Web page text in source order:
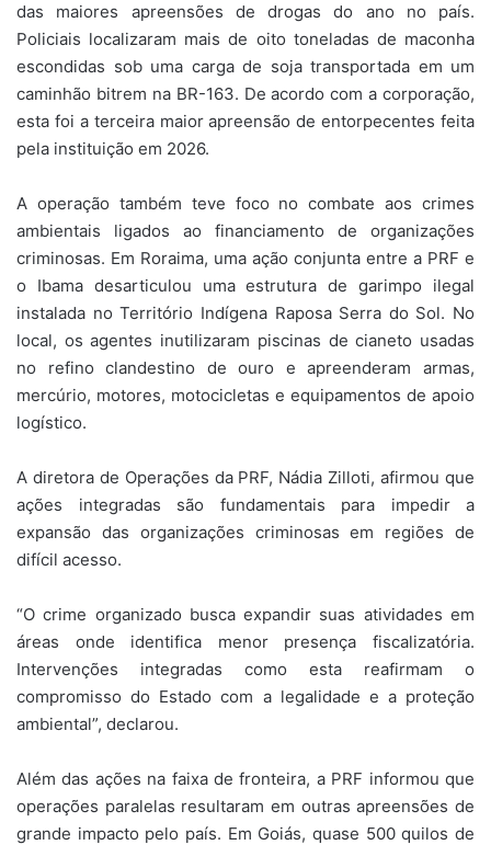
das maiores apreensões de drogas do ano no país.
Policiais localizaram mais de oito toneladas de maconha
escondidas sob uma carga de soja transportada em um
caminhão bitrem na BR-163. De acordo com a corporação,
esta foi a terceira maior apreensão de entorpecentes feita
pela instituição em 2026.
A operação também teve foco no combate aos crimes
ambientais ligados ao financiamento de organizações
criminosas. Em Roraima, uma ação conjunta entre a PRF e
o Ibama desarticulou uma estrutura de garimpo ilegal
instalada no Território Indígena Raposa Serra do Sol. No
local, os agentes inutilizaram piscinas de cianeto usadas
no refino clandestino de ouro e apreenderam armas,
mercúrio, motores, motocicletas e equipamentos de apoio
logístico.
A diretora de Operações da PRF, Nádia Zilloti, afirmou que
ações integradas são fundamentais para impedir a
expansão das organizações criminosas em regiões de
difícil acesso.
“O crime organizado busca expandir suas atividades em
áreas onde identifica menor presença fiscalizatória.
Intervenções integradas como esta reafirmam o
compromisso do Estado com a legalidade e a proteção
ambiental”, declarou.
Além das ações na faixa de fronteira, a PRF informou que
operações paralelas resultaram em outras apreensões de
grande impacto pelo país. Em Goiás, quase 500 quilos de